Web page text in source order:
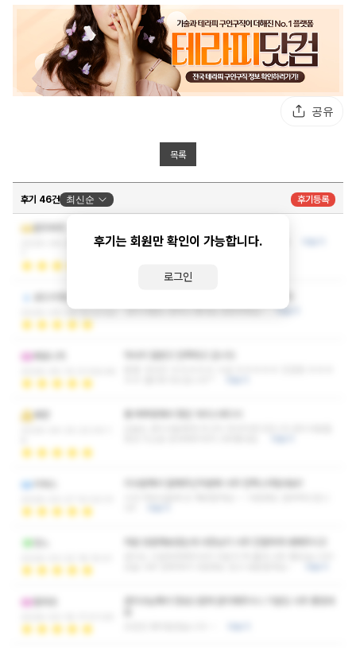
공유
목록
후기 46건 최신순 후기등록
후기는 회원만 확인이 가능합니다.
로그인
2026-06-29 09:38:1
시간도 다 채워서 해주시는게 매우 좋았습니다.
관리사들도 참하고 좋네요 번창하세요~ 더보기